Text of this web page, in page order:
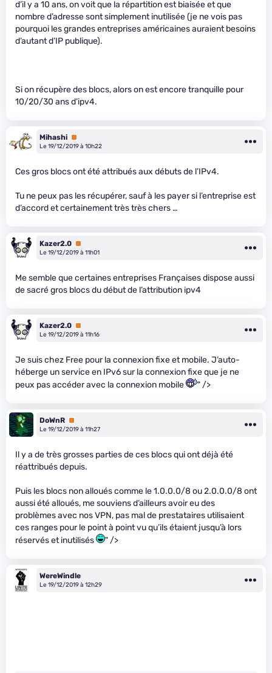
d’il y a 10 ans, on voit que la répartition est biaisée et que
nombre d’adresse sont simplement inutilisée (je ne vois pas
pourquoi les grandes entreprises américaines auraient besoins
d’autant d’IP publique).
Si on récupère des blocs, alors on est encore tranquille pour
10/20/30 ans d’ipv4.
Mihashi Premium
Le 19/12/2019 à 10h22
Ces gros blocs ont été attribués aux débuts de l’IPv4.
Tu ne peux pas les récupérer, sauf à les payer si l’entreprise est
d’accord et certainement très très chers …
Kazer2.0 Premium
Le 19/12/2019 à 11h01
Me semble que certaines entreprises Françaises dispose aussi
de sacré gros blocs du début de l’attribution ipv4
Kazer2.0 Premium
Le 19/12/2019 à 11h16
Je suis chez Free pour la connexion fixe et mobile. J’auto-
héberge un service en IPv6 sur la connexion fixe que je ne
peux pas accéder avec la connexion mobile
" />
DoWnR Premium
Le 19/12/2019 à 11h27
Il y a de très grosses parties de ces blocs qui ont déjà été
réattribués depuis.
Puis les blocs non alloués comme le 1.0.0.0/8 ou 2.0.0.0/8 ont
aussi été alloués, me souviens d’ailleurs avoir eu des
problèmes avec nos VPN, pas mal de prestataires utilisaient
ces ranges pour le point à point vu qu’ils étaient jusqu’à lors
réservés et inutilisés
" />
WereWindle
Le 19/12/2019 à 12h29